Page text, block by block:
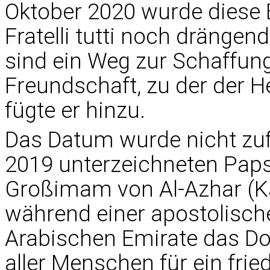
Oktober 2020 wurde
Fratelli tutti noch
sind ein Weg zur
Freundschaft, zu der der
fügte er hinzu.
Das Datum wurde nicht
2019 unterzeichneten
Großimam von Al-Azhar
während einer
Arabischen Emirate das
aller Menschen für ein